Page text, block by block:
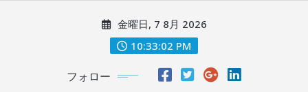
金曜日, 7 8月 2026
10:33:03 PM
フォロー